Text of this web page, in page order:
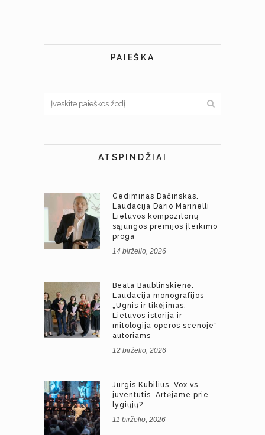
PAIEŠKA
ATSPINDŽIAI
Gediminas Dačinskas.
Laudacija Dario Marinelli
Lietuvos kompozitorių
sąjungos premijos įteikimo
proga
14 birželio, 2026
Beata Baublinskienė.
Laudacija monografijos
„Ugnis ir tikėjimas.
Lietuvos istorija ir
mitologija operos scenoje“
autoriams
12 birželio, 2026
Jurgis Kubilius. Vox vs.
juventutis. Artėjame prie
lygiųjų?
11 birželio, 2026